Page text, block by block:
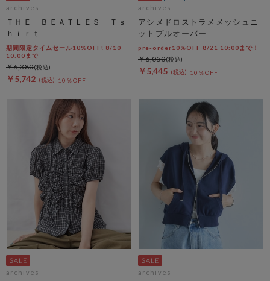
archives
ＴＨＥ ＢＥＡＴＬＥＳ Ｔｓ
ｈｉｒｔ
期間限定タイムセール10%OFF! 8/10
10:00まで
￥5,742 10％OFF
￥6,380
archives
アシメドロストラメメッシュニ
ットプルオーバー
pre-order10%OFF 8/21 10:00まで！
￥5,445 10％OFF
￥6,050
archives archives